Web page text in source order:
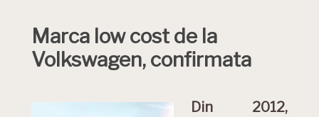
Marca low cost de la
Volkswagen, confirmata
Din 2012,